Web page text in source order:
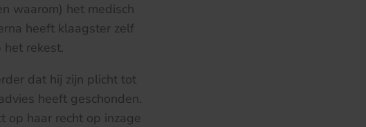
waarom) het medisch
heeft klaagster zelf
het rekest.
dat hij zijn plicht tot
heeft geschonden.
op haar recht op inzage